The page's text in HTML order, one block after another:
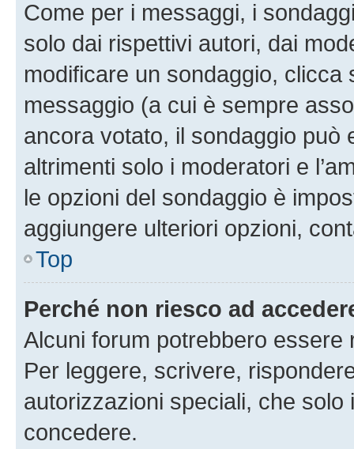
Come per i messaggi, i
solo dai rispettivi autori, dai
modificare un sondaggio,
messaggio (a cui è sempre
ancora votato, il sondaggio può
altrimenti solo i moderatori e
le opzioni del sondaggio è
aggiungere ulteriori opzioni,
Top
Perché non riesco ad
Alcuni forum potrebbero
Per leggere, scrivere,
autorizzazioni speciali, che solo
concedere.